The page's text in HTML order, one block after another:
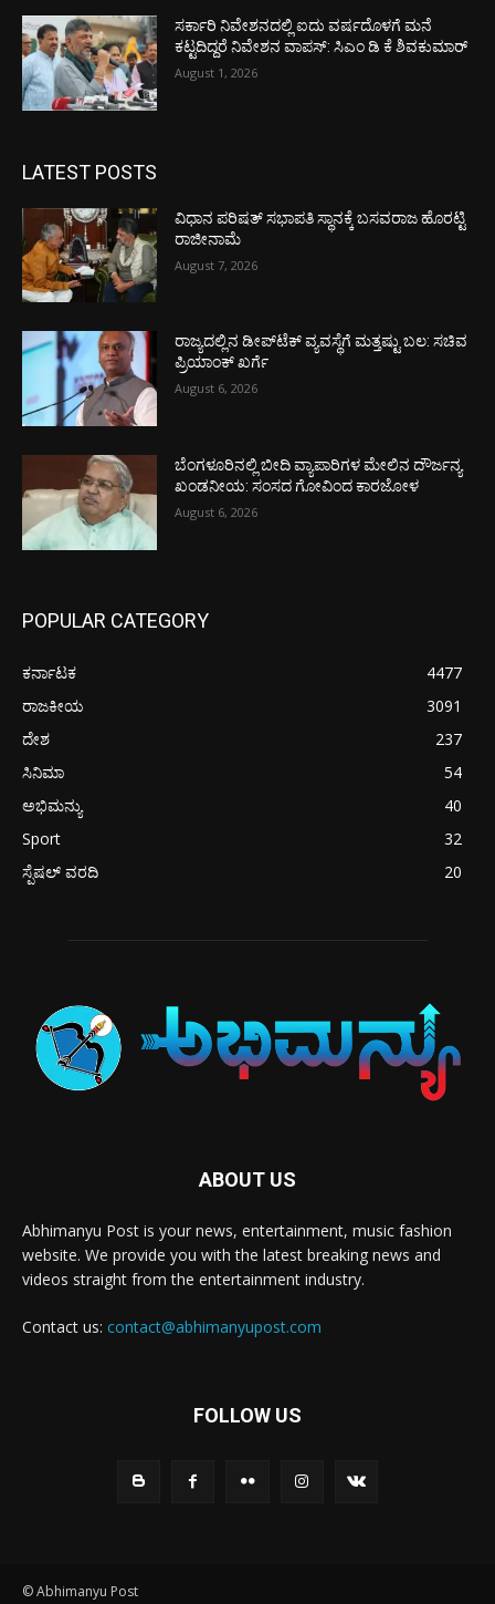
ಸರ್ಕಾರಿ ನಿವೇಶನದಲ್ಲಿ ಐದು ವರ್ಷದೊಳಗೆ ಮನೆ
ಕಟ್ಟದಿದ್ದರೆ ನಿವೇಶನ ವಾಪಸ್: ಸಿಎಂ ಡಿ ಕೆ ಶಿವಕುಮಾರ್
August 1, 2026
LATEST POSTS
ವಿಧಾನ ಪರಿಷತ್ ಸಭಾಪತಿ ಸ್ಥಾನಕ್ಕೆ ಬಸವರಾಜ ಹೊರಟ್ಟಿ
ರಾಜೀನಾಮೆ
August 7, 2026
ರಾಜ್ಯದಲ್ಲಿನ ಡೀಪ್‌ಟೆಕ್‌ ವ್ಯವಸ್ಥೆಗೆ ಮತ್ತಷ್ಟು ಬಲ: ಸಚಿವ
ಪ್ರಿಯಾಂಕ್ ಖರ್ಗೆ
August 6, 2026
ಬೆಂಗಳೂರಿನಲ್ಲಿ ಬೀದಿ ವ್ಯಾಪಾರಿಗಳ ಮೇಲಿನ ದೌರ್ಜನ್ಯ
ಖಂಡನೀಯ: ಸಂಸದ ಗೋವಿಂದ ಕಾರಜೋಳ
August 6, 2026
POPULAR CATEGORY
ಕರ್ನಾಟಕ
4477
ರಾಜಕೀಯ
3091
ದೇಶ
237
ಸಿನಿಮಾ
54
ಅಭಿಮನ್ಯು
40
Sport
32
ಸ್ಪೆಷಲ್ ವರದಿ
20
ABOUT US
Abhimanyu Post is your news, entertainment, music fashion
website. We provide you with the latest breaking news and
videos straight from the entertainment industry.
Contact us: contact@abhimanyupost.com
FOLLOW US
© Abhimanyu Post